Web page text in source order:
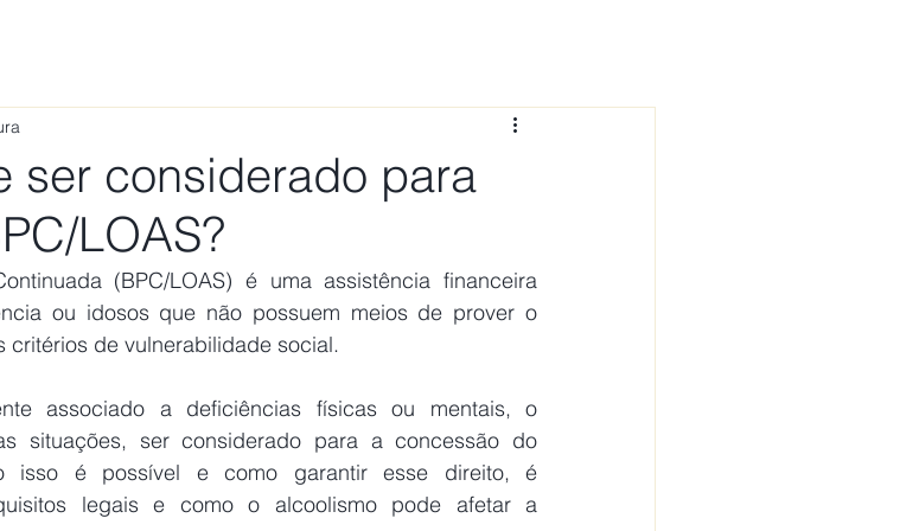
ser considerado para
LOAS?
(BPC/LOAS) é uma assistência financeira
ou idosos que não possuem meios de prover o
critérios de vulnerabilidade social.
situações, ser considerado para a concessão do
isso é possível e como garantir esse direito, é
legais e como o alcoolismo pode afetar a